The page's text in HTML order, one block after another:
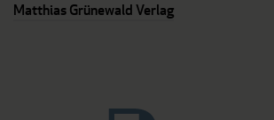
Matthias Grünewald Verlag